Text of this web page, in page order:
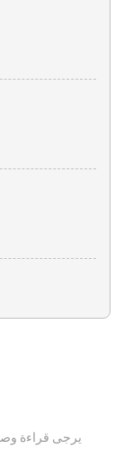
يرجى قراءة